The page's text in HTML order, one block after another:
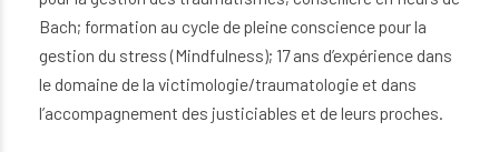
Bach; formation au cycle de pleine conscience pour la
gestion du stress (Mindfulness); 17 ans d’expérience dans
le domaine de la victimologie/traumatologie et dans
l’accompagnement des justiciables et de leurs proches.